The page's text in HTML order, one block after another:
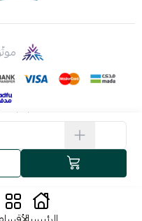
صنع بإتقان على